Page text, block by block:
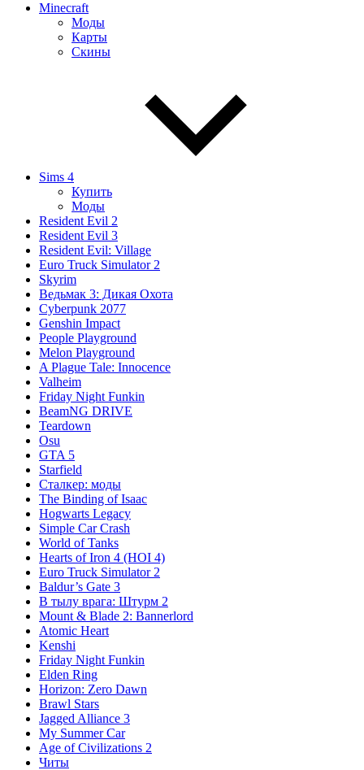
Minecraft
Моды
Карты
Скины
Sims 4
Купить
Моды
Resident Evil 2
Resident Evil 3
Resident Evil: Village
Euro Truck Simulator 2
Skyrim
Ведьмак 3: Дикая Охота
Cyberpunk 2077
Genshin Impact
People Playground
Melon Playground
A Plague Tale: Innocence
Valheim
Friday Night Funkin
BeamNG DRIVE
Teardown
Osu
GTA 5
Starfield
Сталкер: моды
The Binding of Isaac
Hogwarts Legacy
Simple Car Crash
World of Tanks
Hearts of Iron 4 (HOI 4)
Euro Truck Simulator 2
Baldur’s Gate 3
В тылу врага: Штурм 2
Mount & Blade 2: Bannerlord
Atomic Heart
Kenshi
Friday Night Funkin
Elden Ring
Horizon: Zero Dawn
Brawl Stars
Jagged Alliance 3
My Summer Car
Age of Civilizations 2
Читы